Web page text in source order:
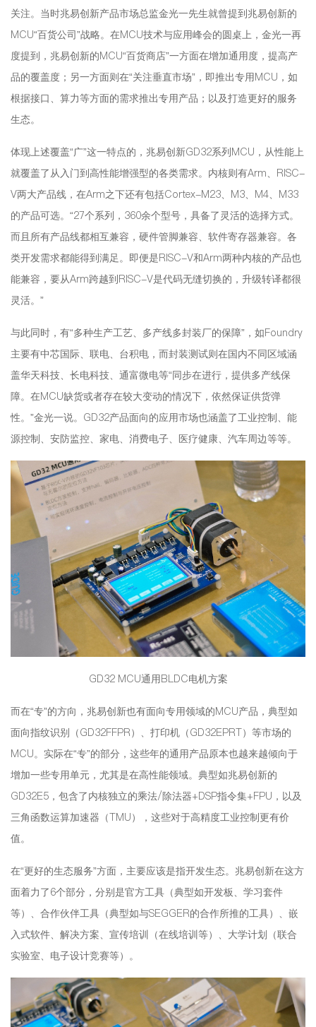
关注。当时兆易创新产品市场总监金光一先生就曾提到兆易创新的
MCU“百货公司”战略。在MCU技术与应用峰会的圆桌上，金光一再
度提到，兆易创新的MCU“百货商店”一方面在增加通用度，提高产
品的覆盖度；另一方面则在“关注垂直市场”，即推出专用MCU，如
根据接口、算力等方面的需求推出专用产品；以及打造更好的服务
生态。
体现上述覆盖“广”这一特点的，兆易创新GD32系列MCU，从性能上
就覆盖了从入门到高性能增强型的各类需求。内核则有Arm、RISC-
V两大产品线，在Arm之下还有包括Cortex-M23、M3、M4、M33
的产品可选。“27个系列，360余个型号，具备了灵活的选择方式。
而且所有产品线都相互兼容，硬件管脚兼容、软件寄存器兼容。各
类开发需求都能得到满足。即便是RISC-V和Arm两种内核的产品也
能兼容，要从Arm跨越到RISC-V是代码无缝切换的，升级转译都很
灵活。”
与此同时，有“多种生产工艺、多产线多封装厂的保障”，如Foundry
主要有中芯国际、联电、台积电，而封装测试则在国内不同区域涵
盖华天科技、长电科技、通富微电等“同步在进行，提供多产线保
障。在MCU缺货或者存在较大变动的情况下，依然保证供货弹
性。”金光一说。GD32产品面向的应用市场也涵盖了工业控制、能
源控制、安防监控、家电、消费电子、医疗健康、汽车周边等等。
GD32 MCU通用BLDC电机方案
而在“专”的方向，兆易创新也有面向专用领域的MCU产品，典型如
面向指纹识别（GD32FFPR）、打印机（GD32EPRT）等市场的
MCU。实际在“专”的部分，这些年的通用产品原本也越来越倾向于
增加一些专用单元，尤其是在高性能领域。典型如兆易创新的
GD32E5，包含了内核独立的乘法/除法器+DSP指令集+FPU，以及
三角函数运算加速器（TMU），这些对于高精度工业控制更有价
值。
在“更好的生态服务”方面，主要应该是指开发生态。兆易创新在这方
面着力了6个部分，分别是官方工具（典型如开发板、学习套件
等）、合作伙伴工具（典型如与SEGGER的合作所推的工具）、嵌
入式软件、解决方案、宣传培训（在线培训等）、大学计划（联合
实验室、电子设计竞赛等）。